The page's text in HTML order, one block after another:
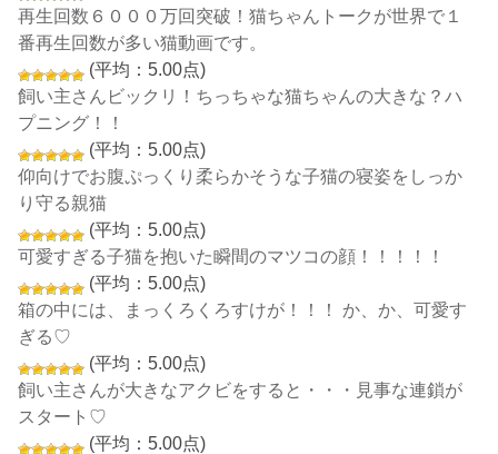
再生回数６０００万回突破！猫ちゃんトークが世界で１
番再生回数が多い猫動画です。
(平均：5.00点)
飼い主さんビックリ！ちっちゃな猫ちゃんの大きな？ハ
プニング！！
(平均：5.00点)
仰向けでお腹ぷっくり柔らかそうな子猫の寝姿をしっか
り守る親猫
(平均：5.00点)
可愛すぎる子猫を抱いた瞬間のマツコの顔！！！！！
(平均：5.00点)
箱の中には、まっくろくろすけが！！！ か、か、可愛す
ぎる♡
(平均：5.00点)
飼い主さんが大きなアクビをすると・・・見事な連鎖が
スタート♡
(平均：5.00点)